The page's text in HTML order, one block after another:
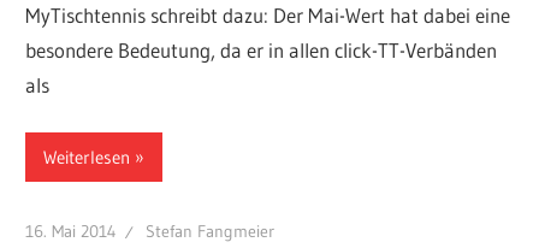
MyTischtennis schreibt dazu: Der Mai-Wert hat dabei eine
besondere Bedeutung, da er in allen click-TT-Verbänden
als
Weiterlesen
16. Mai 2014 Stefan Fangmeier